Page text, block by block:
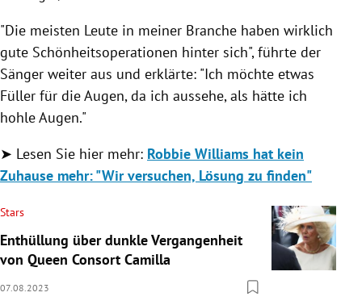
"Die meisten Leute in meiner Branche haben wirklich
gute Schönheitsoperationen hinter sich", führte der
Sänger weiter aus und erklärte: "Ich möchte etwas
Füller für die Augen, da ich aussehe, als hätte ich
hohle Augen."
➤ Lesen Sie hier mehr: Robbie Williams hat kein
Zuhause mehr: "Wir versuchen, Lösung zu finden"
Stars
Enthüllung über dunkle Vergangenheit
von Queen Consort Camilla
07.08.2023